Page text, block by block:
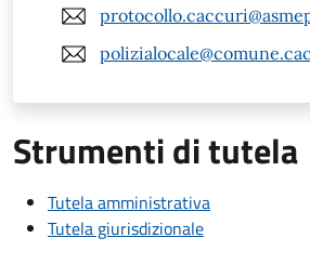
Strumenti di tutela
Tutela amministrativa
Tutela giurisdizionale